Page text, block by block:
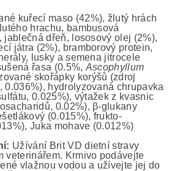
kuřecí maso (42%), žlutý hrách
hrachu, bambusová
jablečná dřeň, lososový olej (2%),
játra (2%), bramborový protein,
lusky a semena jitrocele
řasa (0.5%, Ascophyllum
skořápky korýšů (zdroj
0.036%), hydrolyzovaná chrupavka
0.025%), výtažek z kvasnic
0.02%), β-glukany
(0.015%), frukto-
Juka mohave (0.012%)
Užívání Brit VD dietní stravy
veterinářem. Krmivo podávejte
vlažnou vodou a užívejte jej do